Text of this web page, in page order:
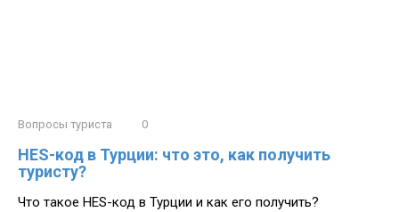
Вопросы туриста 0
HES-код в Турции: что это, как получить
туристу?
Что такое HES-код в Турции и как его получить?